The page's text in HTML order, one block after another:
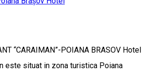
“CARAIMAN”-POIANA BRASOV Hotel
este situat in zona turistica Poiana